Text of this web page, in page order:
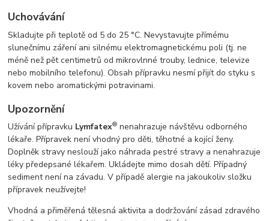
Uchovávání
Skladujte při teplotě od 5 do 25 °C. Nevystavujte přímému
slunečnímu záření ani silnému elektromagnetickému poli (tj. ne
méně než pět centimetrů od mikrovlnné trouby, lednice, televize
nebo mobilního telefonu). Obsah přípravku nesmí přijít do styku s
kovem nebo aromatickými potravinami.
Upozornění
Užívání přípravku Lymfatex® nenahrazuje návštěvu odborného
lékaře. Přípravek není vhodný pro děti, těhotné a kojící ženy.
Doplněk stravy neslouží jako náhrada pestré stravy a nenahrazuje
léky předepsané lékařem. Ukládejte mimo dosah dětí. Případný
sediment není na závadu. V případě alergie na jakoukoliv složku
přípravek neužívejte!
Vhodná a přiměřená tělesná aktivita a dodržování zásad zdravého